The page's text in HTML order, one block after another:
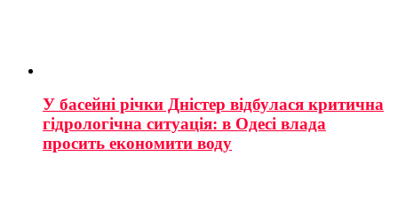
У басейні річки Дністер відбулася критична
гідрологічна ситуація: в Одесі влада
просить економити воду